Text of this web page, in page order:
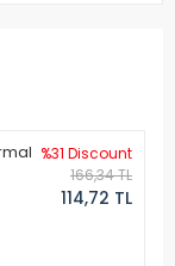
%31 Discount
166,34 TL
114,72 TL